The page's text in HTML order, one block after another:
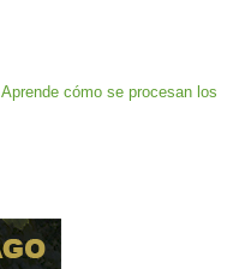
Aprende cómo se procesan los